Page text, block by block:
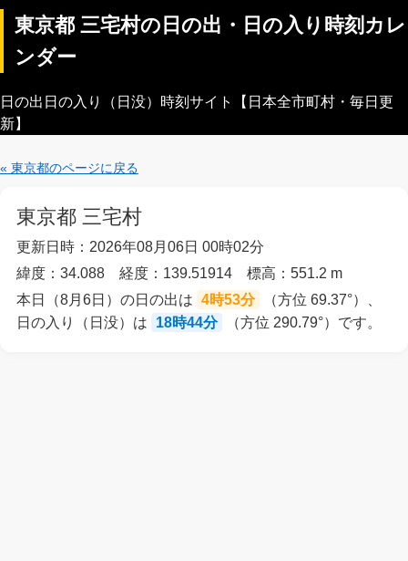
東京都 三宅村の日の出・日の入り時刻カレ
ンダー
日の出日の入り（日没）時刻サイト【日本全市町村・毎日更
新】
« 東京都のページに戻る
東京都 三宅村
更新日時：2026年08月06日 00時02分
緯度：34.088 経度：139.51914 標高：551.2 m
本日（8月6日）の日の出は 4時53分
（方位 69.37°）、
日の入り（日没）は
18時44分 （方位 290.79°）です。